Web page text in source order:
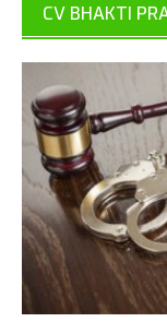
CV BHAKTI